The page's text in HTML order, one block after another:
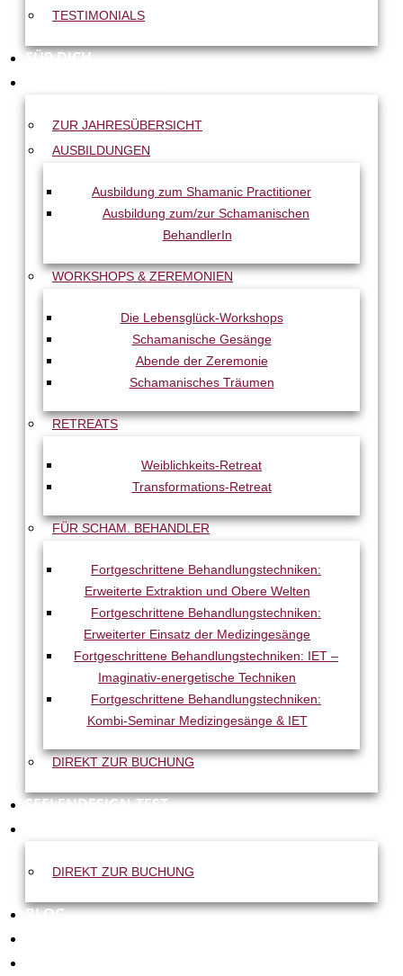
TESTIMONIALS
FÜR DICH
ZUR JAHRESÜBERSICHT
AUSBILDUNGEN
Ausbildung zum Shamanic Practitioner
Ausbildung zum/zur Schamanischen
BehandlerIn
WORKSHOPS & ZEREMONIEN
Die Lebensglück-Workshops
Schamanische Gesänge
Abende der Zeremonie
Schamanisches Träumen
RETREATS
Weiblichkeits-Retreat
Transformations-Retreat
FÜR SCHAM. BEHANDLER
Fortgeschrittene Behandlungstechniken:
Erweiterte Extraktion und Obere Welten
Fortgeschrittene Behandlungstechniken:
Erweiterter Einsatz der Medizingesänge
Fortgeschrittene Behandlungstechniken: IET –
Imaginativ-energetische Techniken
Fortgeschrittene Behandlungstechniken:
Kombi-Seminar Medizingesänge & IET
DIREKT ZUR BUCHUNG
SEELENDESIGN-TEST
DIREKT ZUR BUCHUNG
BLOG